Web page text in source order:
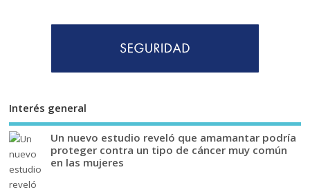
Interés general
Un nuevo estudio reveló que amamantar podría
proteger contra un tipo de cáncer muy común
en las mujeres